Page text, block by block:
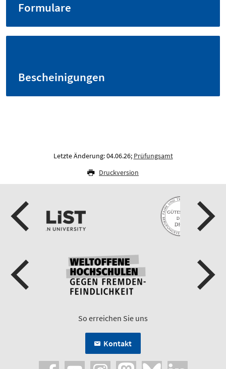
Formulare
Bescheinigungen
Letzte Änderung: 04.06.26; Prüfungsamt
Druckversion
So erreichen Sie uns
Kontakt